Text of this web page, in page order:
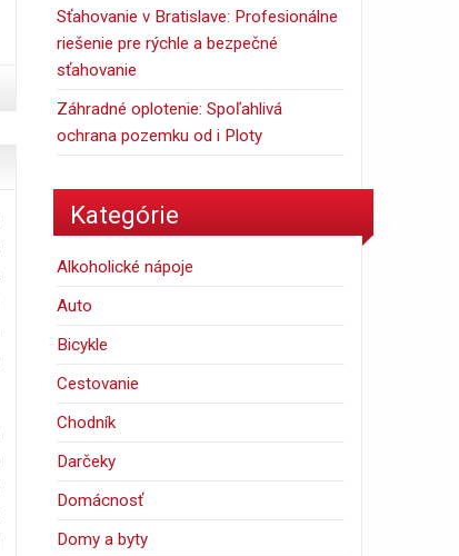
Sťahovanie v Bratislave: Profesionálne
riešenie pre rýchle a bezpečné
sťahovanie
Záhradné oplotenie: Spoľahlivá
ochrana pozemku od i Ploty
Kategórie
Alkoholické nápoje
Auto
Bicykle
Cestovanie
Chodník
Darčeky
Domácnosť
Domy a byty